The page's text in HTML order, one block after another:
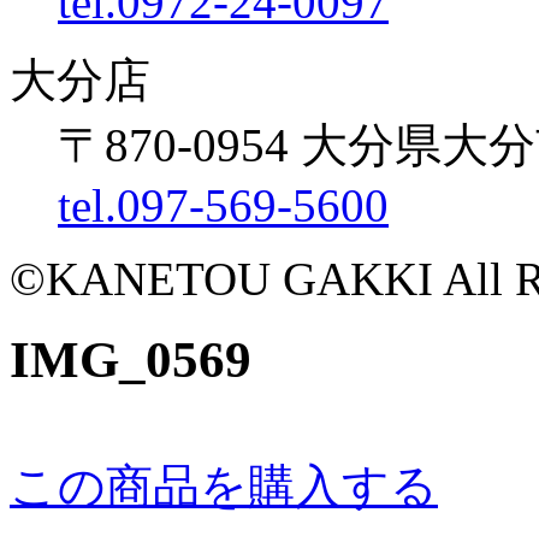
大分店
〒870-0954 大分県大
tel.097-569-5600
©KANETOU GAKKI All
IMG_0569
この商品を購入する